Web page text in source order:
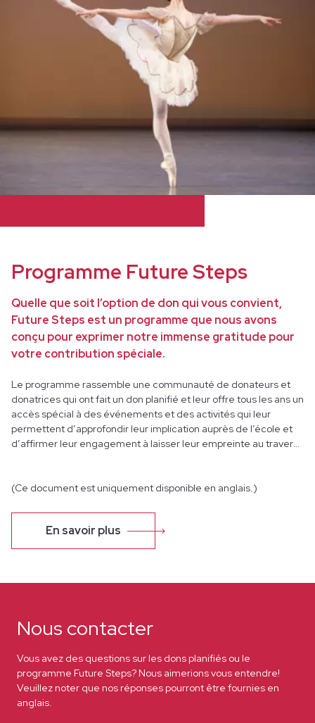
Programme Future Steps
Quelle que soit l’option de don qui vous convient,
Future Steps est un programme que nous avons
conçu pour exprimer notre immense gratitude pour
votre contribution spéciale.
Le programme rassemble une communauté de donateurs et
donatrices qui ont fait un don planifié et leur offre tous les ans un
accès spécial à des événements et des activités qui leur
permettent d’approfondir leur implication auprès de l’école et
d’affirmer leur engagement à laisser leur empreinte au travers
(Ce document est uniquement disponible en anglais.)
En savoir plus
Nous contacter
Vous avez des questions sur les dons planifiés ou le
programme Future Steps? Nous aimerions vous entendre!
Veuillez noter que nos réponses pourront être fournies en
anglais.